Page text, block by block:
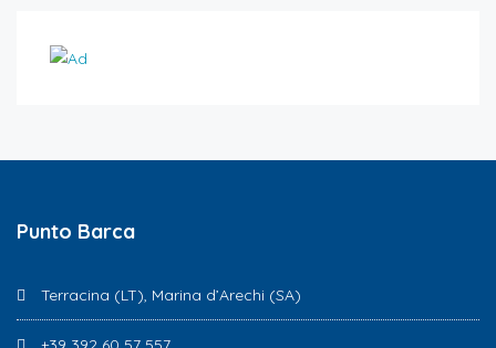
Punto Barca
Terracina (LT), Marina d’Arechi (SA)